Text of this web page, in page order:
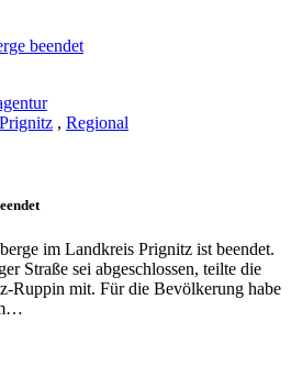
Prignitz , Regional
im Landkreis Prignitz ist beendet.
Straße sei abgeschlossen, teilte die
Ruppin mit. Für die Bevölkerung habe